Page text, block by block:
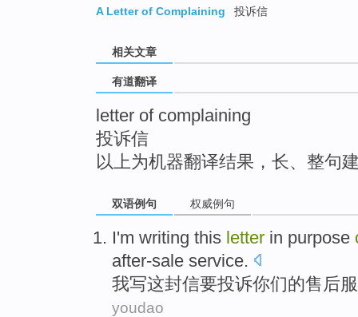
A Letter of Complaining
投诉信
相关文章
有道翻译
letter of complaining
投诉信
以上为机器翻译结果，长、整句
双语例句 权威例句
I'm writing this letter in purpose
after-sale service.
我写这封信要投诉你们的售后
youdao